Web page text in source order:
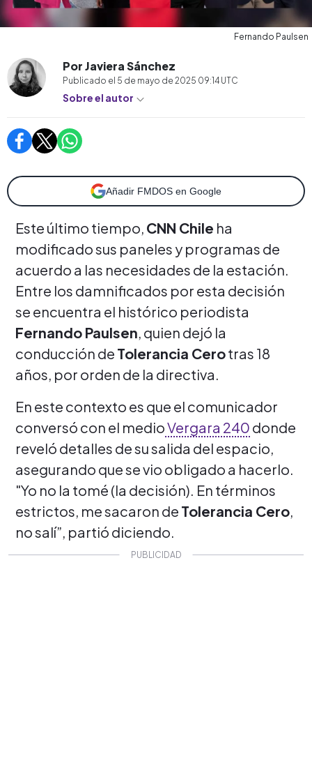
Fernando Paulsen
Por Javiera Sánchez
Publicado el 5 de mayo de 2025 09:14 UTC
Sobre el autor
Añadir FMDOS en Google
Este último tiempo, CNN Chile ha
modificado sus paneles y programas de
acuerdo a las necesidades de la estación.
Entre los damnificados por esta decisión
se encuentra el histórico periodista
Fernando Paulsen, quien dejó la
conducción de Tolerancia Cerotras 18
años, por orden de la directiva.
En este contexto es que el comunicador
conversó con el medioVergara 240 donde
reveló detalles de su salida del espacio,
asegurando que se vio obligado a hacerlo.
"Yo no la tomé (la decisión). En términos
estrictos, me sacaron de Tolerancia Cero,
no salí”, partió diciendo.